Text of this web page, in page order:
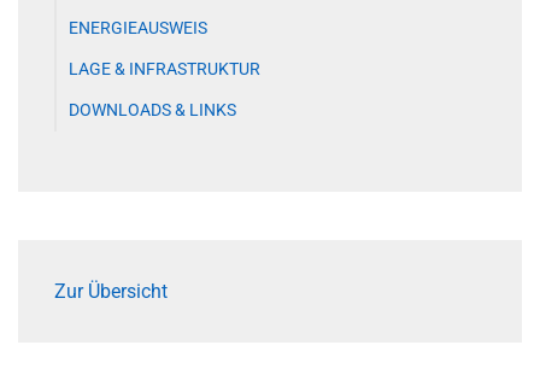
ENERGIEAUSWEIS
LAGE & INFRASTRUKTUR
DOWNLOADS & LINKS
Zur Übersicht